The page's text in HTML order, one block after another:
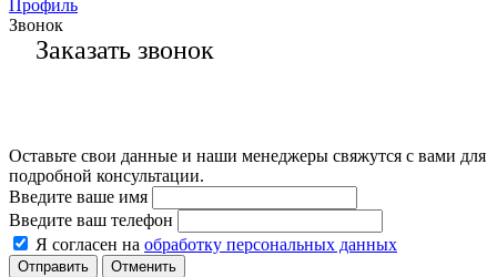
Профиль
Звонок
Заказать звонок
Оставьте свои данные и наши менеджеры свяжутся с вами для
подробной консультации.
Введите ваше имя
Введите ваш телефон
Я согласен на обработку персональных данных
Отменить